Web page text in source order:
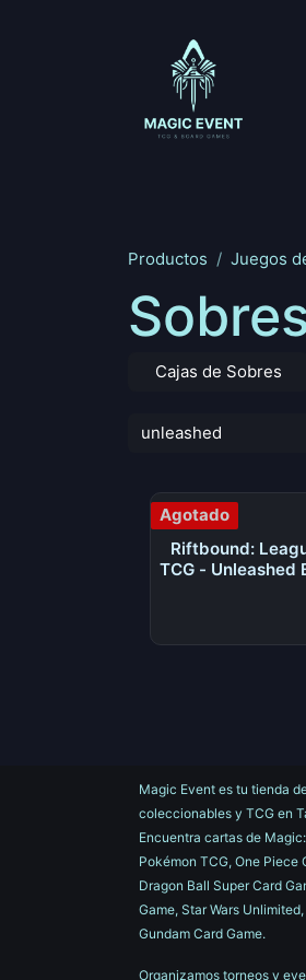
Productos Juegos
Cajas de Sobres
Agotado
Riftbound:
TCG - Unleashed
Magic Event es tu tienda
coleccionables y TCG en
Encuentra cartas de
Pokémon TCG, One Piece
Dragon Ball Super Card
Game, Star Wars
Gundam Card Game.
Organizamos torneos y